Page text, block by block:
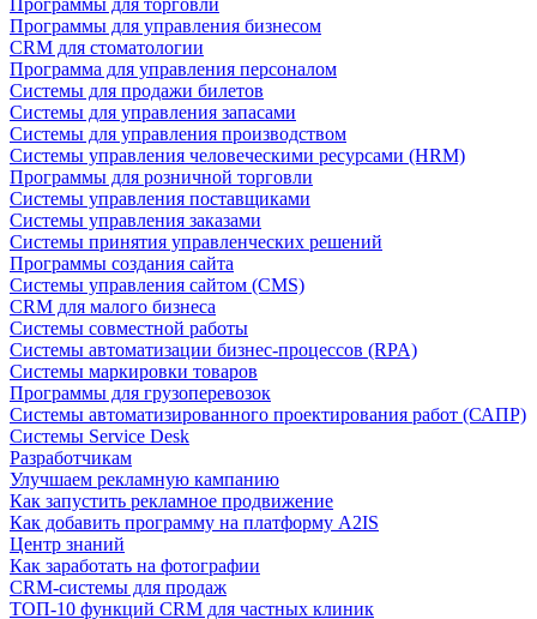
Программы для торговли
Программы для управления бизнесом
CRM для стоматологии
Программа для управления персоналом
Системы для продажи билетов
Системы для управления запасами
Системы для управления производством
Системы управления человеческими ресурсами (HRM)
Программы для розничной торговли
Системы управления поставщиками
Системы управления заказами
Системы принятия управленческих решений
Программы создания сайта
Системы управления сайтом (CMS)
CRM для малого бизнеса
Системы совместной работы
Системы автоматизации бизнес-процессов (RPA)
Системы маркировки товаров
Программы для грузоперевозок
Системы автоматизированного проектирования работ (САПР)
Системы Service Desk
Разработчикам
Улучшаем рекламную кампанию
Как запустить рекламное продвижение
Как добавить программу на платформу A2IS
Центр знаний
Как заработать на фотографии
CRM-системы для продаж
ТОП-10 функций CRM для частных клиник